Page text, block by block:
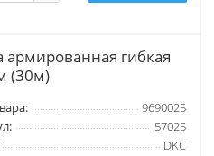
армированная гибкая
(30м)
9690025
57025
DKC